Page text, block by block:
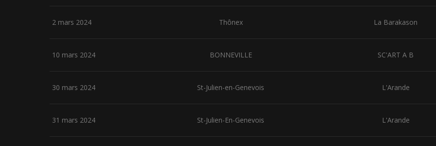
2 mars 2024 Thônex La Barakason
10 mars 2024 BONNEVILLE SC'ART A B
30 mars 2024 St-Julien-en-Genevois L'Arande
31 mars 2024 St-Julien-En-Genevois L'Arande